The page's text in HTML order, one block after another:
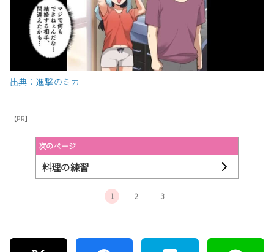
出典：進撃のミカ
【PR】
次のページ
料理の練習
1 2 3